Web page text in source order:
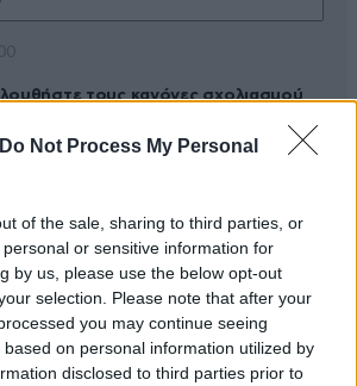
Do Not Process My Personal
of the sale, sharing to third parties, or
or sensitive information for
by us, please use the below opt-out
selection. Please note that after your
you may continue seeing
on personal information utilized by
disclosed to third parties prior to
τους κανόνες σχολιασμού
ΠΡΟΣΘΗΚΗ